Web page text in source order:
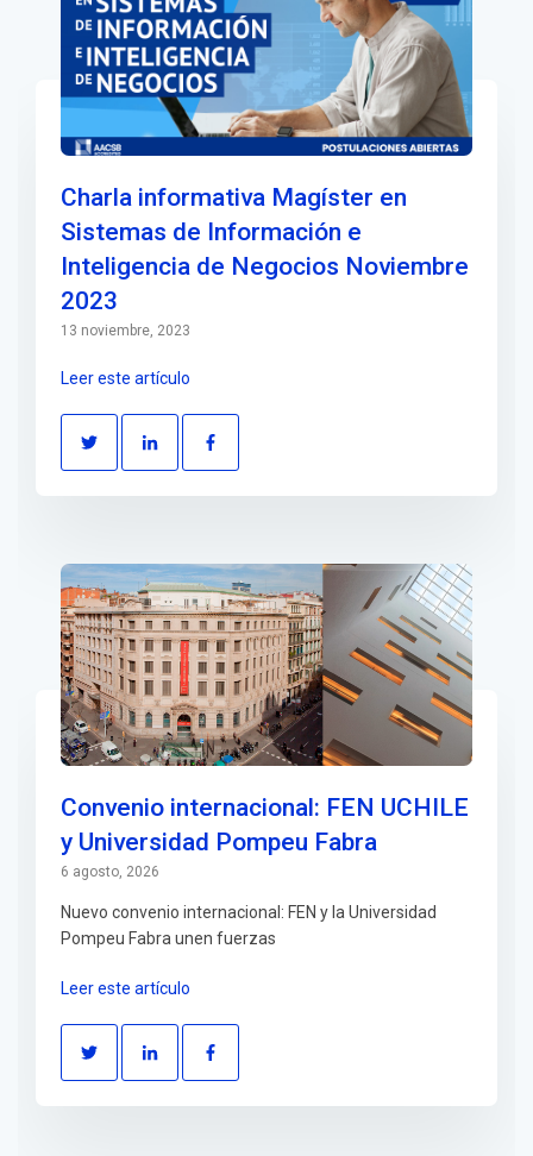
Charla informativa Magíster en
Sistemas de Información e
Inteligencia de Negocios Noviembre
2023
13 noviembre, 2023
Leer este artículo
Convenio internacional: FEN UCHILE
y Universidad Pompeu Fabra
6 agosto, 2026
Nuevo convenio internacional: FEN y la Universidad
Pompeu Fabra unen fuerzas
Leer este artículo